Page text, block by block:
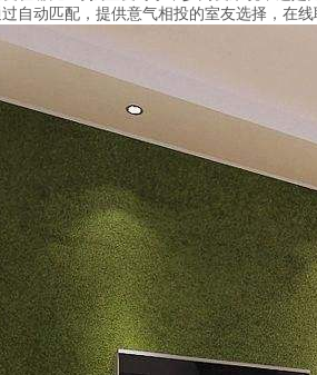
自动匹配，提供意气相投的室友选择，在线